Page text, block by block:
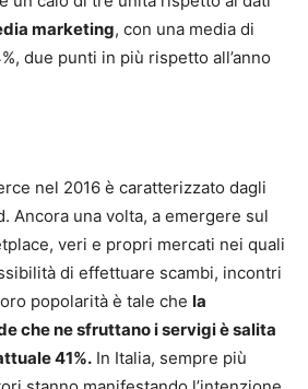
marketing, con una media di
due punti in più rispetto all’anno
nel 2016 è caratterizzato dagli
Ancora una volta, a emergere sul
veri e propri mercati nei quali
di effettuare scambi, incontri
popolarità è tale che la
che ne sfruttano i servigi è salita
41%. In Italia, sempre più